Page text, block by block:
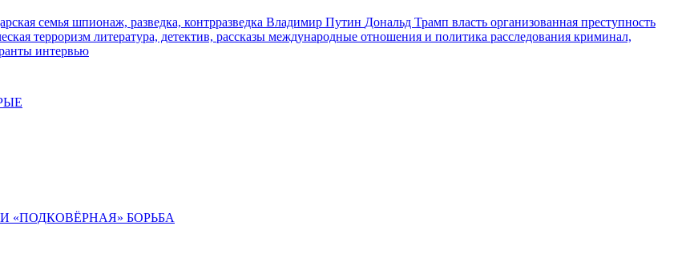
семья шпионаж, разведка, контрразведка Владимир Путин Дональд Трамп власть организованная преступность
терроризм литература, детектив, рассказы международные отношения и политика расследования криминал,
интервью
«ПОДКОВЁРНАЯ» БОРЬБА